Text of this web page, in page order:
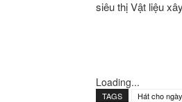
siêu thị Vật liệu
Loading...
TAGS Hát cho